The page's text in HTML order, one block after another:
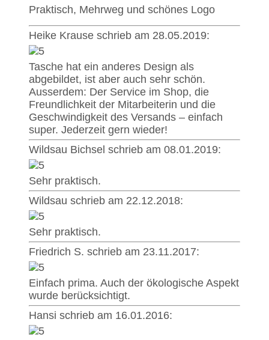
Praktisch, Mehrweg und schönes Logo
Heike Krause schrieb am 28.05.2019:
Tasche hat ein anderes Design als
abgebildet, ist aber auch sehr schön.
Ausserdem: Der Service im Shop, die
Freundlichkeit der Mitarbeiterin und die
Geschwindigkeit des Versands – einfach
super. Jederzeit gern wieder!
Wildsau Bichsel schrieb am 08.01.2019:
Sehr praktisch.
Wildsau schrieb am 22.12.2018:
Sehr praktisch.
Friedrich S. schrieb am 23.11.2017:
Einfach prima. Auch der ökologische Aspekt
wurde berücksichtigt.
Hansi schrieb am 16.01.2016: